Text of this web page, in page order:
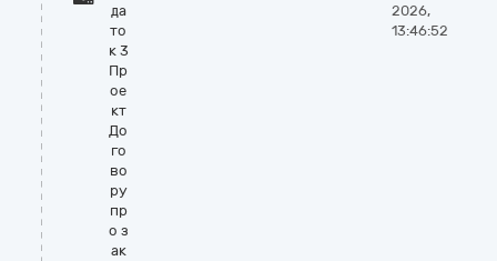
да
то
к 3
Пр
ое
кт
До
го
во
ру
пр
о з
ак
2026,
13:46:52